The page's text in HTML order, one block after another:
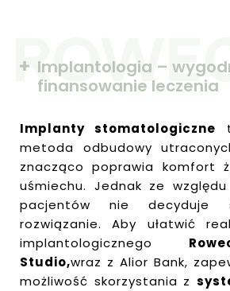
Implantologia –
finansowanie leczenia
Implanty stomatologiczne
metoda odbudowy
znacząco poprawia komfort
uśmiechu. Jednak ze
pacjentów nie
rozwiązanie. Aby ułatwić
implantologicznego
Studio,wraz z Alior Bank,
możliwość skorzystania z